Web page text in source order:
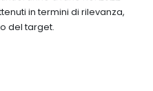
in termini di rilevanza,
del target.